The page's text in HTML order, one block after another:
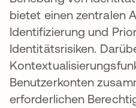
bietet einen zentralen
Identifizierung und
Identitätsrisiken.
Benutzerkonten
erforderlichen